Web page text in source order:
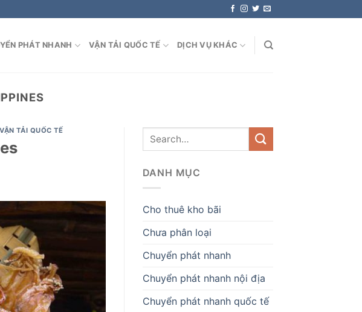
PHÁT NHANH VẬN TẢI QUỐC TẾ DỊCH VỤ KHÁC
VẬN TẢI QUỐC TẾ
DANH MỤC
Cho thuê kho bãi
Chưa phân loại
Chuyển phát nhanh
Chuyển phát nhanh nội địa
Chuyển phát nhanh quốc tế